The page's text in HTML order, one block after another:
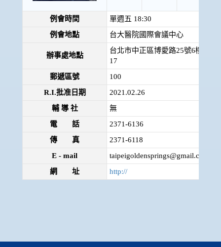
例會時間
單週五 18:30
例會地點
台大醫院國際會議中心
辦事處地點
台北市中正區博愛路25號6樓之
17
郵遞區號
100
R.I.批准日期
2021.02.26
輔 導 社
無
電 話
2371-6136
傳 真
2371-6118
E - mail
taipeigoldensprings@gmail.com
網 址
http://